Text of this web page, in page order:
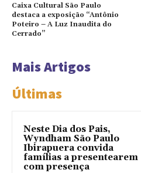
Caixa Cultural São Paulo
destaca a exposição “Antônio
Poteiro – A Luz Inaudita do
Cerrado”
Mais Artigos
Últimas
Neste Dia dos Pais,
Wyndham São Paulo
Ibirapuera convida
famílias a presentearem
com presença